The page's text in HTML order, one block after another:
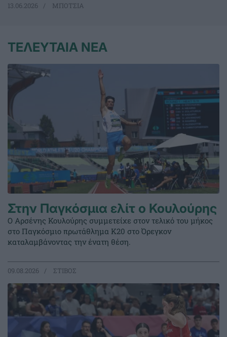
13.06.2026 ΜΠΟΤΣΙΑ
ΤΕΛΕΥΤΑΙΑ ΝΕΑ
Στην Παγκόσμια ελίτ ο Κουλούρης
Ο Αρσένης Κουλούρης συμμετείχε στον τελικό του μήκος
στο Παγκόσμιο πρωτάθλημα Κ20 στο Όρεγκον
καταλαμβάνοντας την ένατη θέση.
09.08.2026 ΣΤΙΒΟΣ